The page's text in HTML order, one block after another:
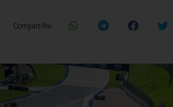
Compartilhe: